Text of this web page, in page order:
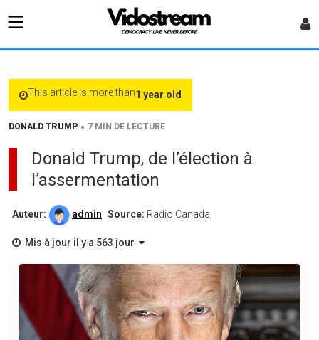
This article is more than1 year old
DONALD TRUMP • 7 MIN DE LECTURE
Donald Trump, de l’élection à
l’assermentation
Auteur: admin Source: Radio Canada
Mis à jour il y a 563 jour